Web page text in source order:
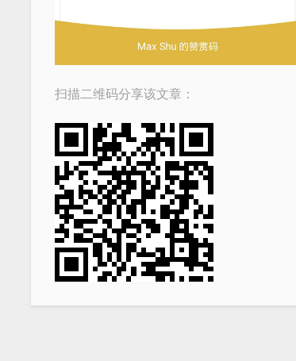
扫描二维码分享该文章：